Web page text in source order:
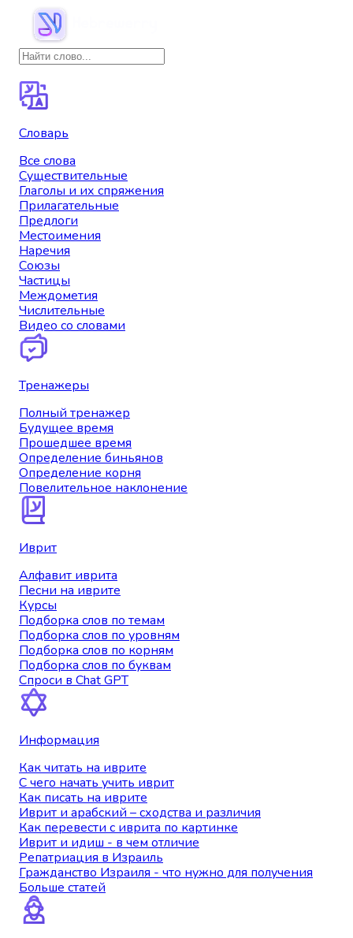
Словарь
Все слова
Существительные
Глаголы и их спряжения
Прилагательные
Предлоги
Местоимения
Наречия
Союзы
Частицы
Междометия
Числительные
Видео со словами
Тренажеры
Полный тренажер
Будущее время
Прошедшее время
Определение биньянов
Определение корня
Повелительное наклонение
Иврит
Алфавит иврита
Песни на иврите
Курсы
Подборка слов по темам
Подборка слов по уровням
Подборка слов по корням
Подборка слов по буквам
Спроси в Chat GPT
Информация
Как читать на иврите
С чего начать учить иврит
Как писать на иврите
Иврит и арабский – сходства и различия
Как перевести с иврита по картинке
Иврит и идиш - в чем отличие
Репатриация в Израиль
Гражданство Израиля - что нужно для получения
Больше статей